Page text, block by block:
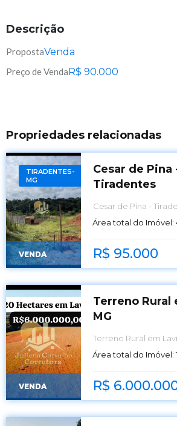
Descrição
PropostaVenda
Preço de VendaR$ 90.000
Propriedades relacionadas
TIRADENTES-
MG
VENDA
Cesar de Pina
Tiradentes
Cesar de Pina -
Área total do Imóvel:
R$ 95.000
VENDA
Terreno Rural
MG
Terreno Rural em
Área total do Imóvel:
R$